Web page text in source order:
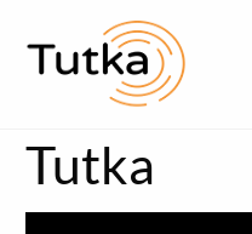
Tutka